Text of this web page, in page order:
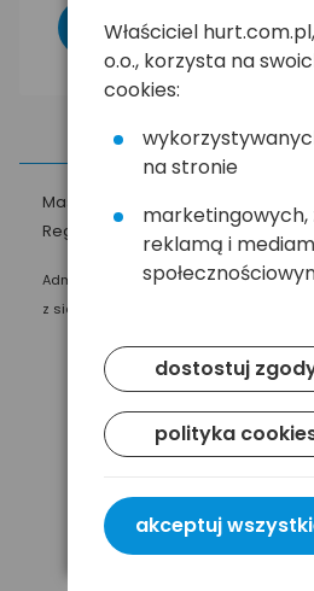
Masz pytania?
Regulamin
Polityka prywatności
Administratorem Twoich danych
z siedzibą w Gdańsku przy ul.
Właściciel
o.o., korzysta na
cookies:
na stronie
marketingowych,
reklamą i
dostostuj
polityka
akceptuj